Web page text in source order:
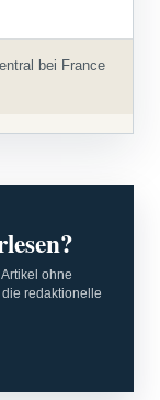
bei France
ohne
redaktionelle